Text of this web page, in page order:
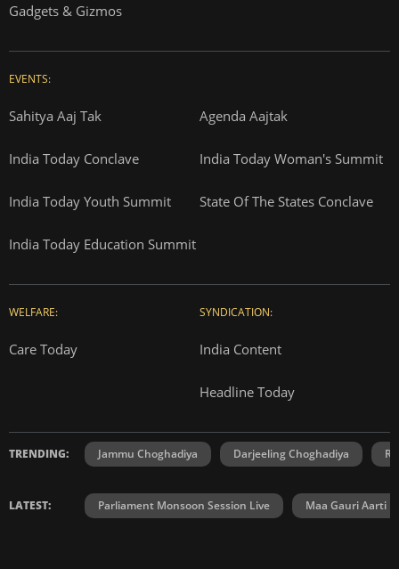
Gadgets & Gizmos
EVENTS:
Sahitya Aaj Tak Agenda Aajtak
India Today Conclave India Today Woman's Summit
India Today Youth Summit State Of The States Conclave
India Today Education Summit
WELFARE:
Care Today
SYNDICATION:
India Content
Headline Today
TRENDING: Jammu Choghadiya Darjeeling Choghadiya
LATEST: Parliament Monsoon Session Live Maa Gauri Aarti